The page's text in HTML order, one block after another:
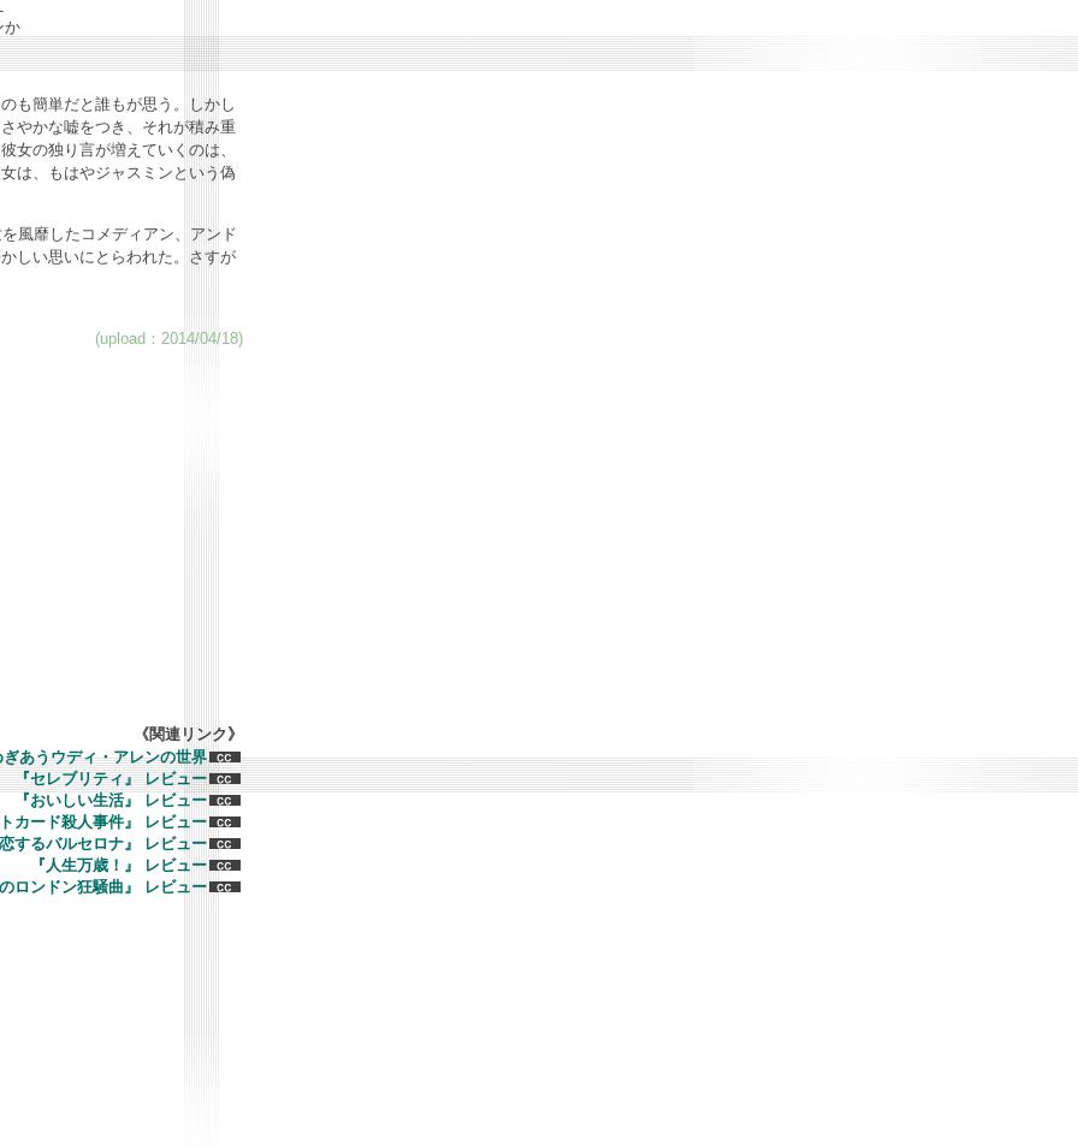
か
も簡単だと誰もが思う。しかし
やかな嘘をつき、それが積み重
女の独り言が増えていくのは、
は、もはやジャスミンという偽
風靡したコメディアン、アンド
しい思いにとらわれた。さすが
(upload：2014/04/18)
《関連リンク》
あうウディ・アレンの世界
『セレブリティ』 レビュー
『おいしい生活』 レビュー
カード殺人事件』 レビュー
するバルセロナ』 レビュー
『人生万歳！』 レビュー
ロンドン狂騒曲』 レビュー